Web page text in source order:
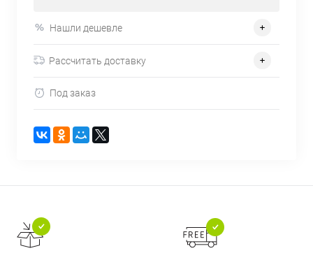
Нашли дешевле
Рассчитать доставку
Под заказ